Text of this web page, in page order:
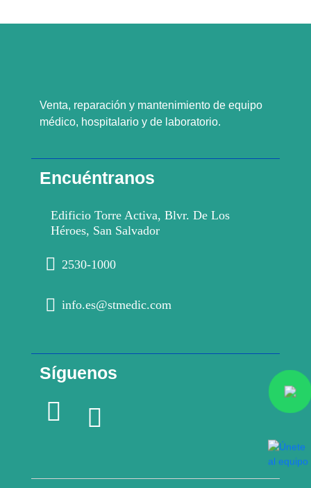
Venta, reparación y mantenimiento de equipo
médico, hospitalario y de laboratorio.
Encuéntranos
Edificio Torre Activa, Blvr. De Los
Héroes, San Salvador
2530-1000
info.es@stmedic.com
Síguenos